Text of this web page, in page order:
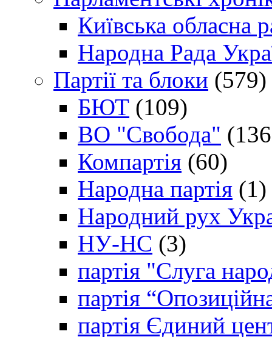
Київська обласна
Народна Рада
Партії та блоки (579)
БЮТ (109)
ВО "Свобода"
Компартія (60)
Народна партія (1)
Народний рух
НУ-НС (3)
партія "Слуга
партія
партія Єдиний